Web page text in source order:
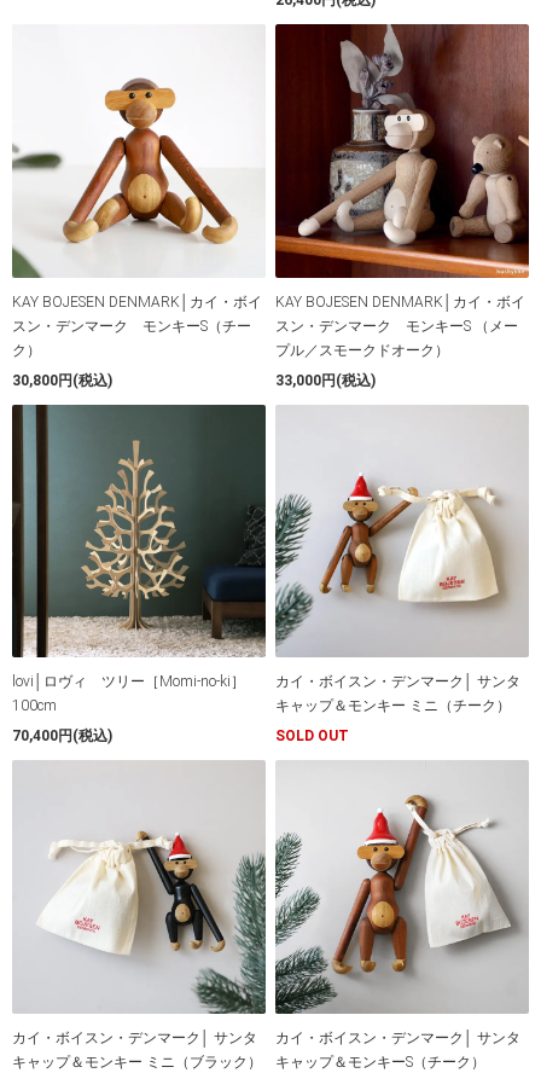
KAY BOJESEN DENMARK│カイ・ボイ
スン・デンマーク モンキーS（チー
ク）
30,800円(税込)
KAY BOJESEN DENMARK│カイ・ボイ
スン・デンマーク モンキーS （メー
プル／スモークドオーク）
33,000円(税込)
lovi│ロヴィ ツリー［Momi-no-ki］
100cm
70,400円(税込)
カイ・ボイスン・デンマーク│ サンタ
キャップ＆モンキー ミニ（チーク）
SOLD OUT
カイ・ボイスン・デンマーク│ サンタ
キャップ＆モンキー ミニ（ブラック）
カイ・ボイスン・デンマーク│ サンタ
キャップ＆モンキーS（チーク）